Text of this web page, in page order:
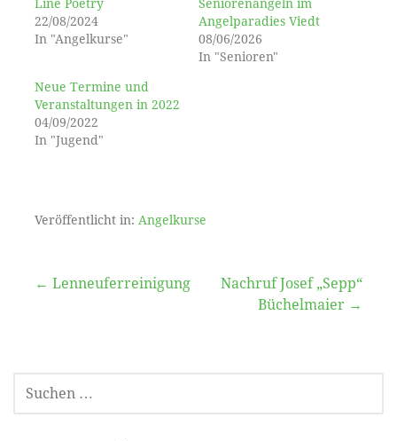
Line Poetry
22/08/2024
In "Angelkurse"
Seniorenangeln im
Angelparadies Viedt
08/06/2026
In "Senioren"
Neue Termine und
Veranstaltungen in 2022
04/09/2022
In "Jugend"
Veröffentlicht in: Angelkurse
Beitragsnavigation
← Lenneuferreinigung
Nachruf Josef „Sepp“
Büchelmaier →
SUCHEN
NACH: